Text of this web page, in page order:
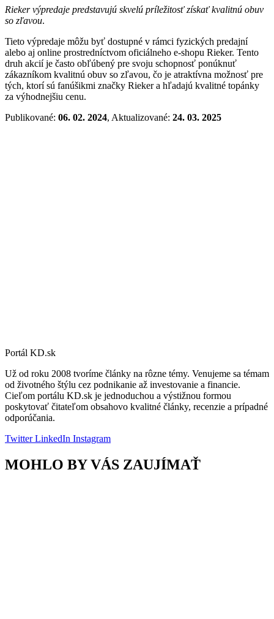
Rieker výpredaje predstavujú skvelú príležitosť získať kvalitnú obuv
so zľavou.
Tieto výpredaje môžu byť dostupné v rámci fyzických predajní
alebo aj online prostredníctvom oficiálneho e-shopu Rieker. Tento
druh akcií je často obľúbený pre svoju schopnosť ponúknuť
zákazníkom kvalitnú obuv so zľavou, čo je atraktívna možnosť pre
tých, ktorí sú fanúšikmi značky Rieker a hľadajú kvalitné topánky
za výhodnejšiu cenu.
Publikované: 06. 02. 2024, Aktualizované: 24. 03. 2025
Portál KD.sk
Už od roku 2008 tvoríme články na rôzne témy. Venujeme sa témam
od životného štýlu cez podnikanie až investovanie a financie.
Cieľom portálu KD.sk je jednoduchou a výstižnou formou
poskytovať čitateľom obsahovo kvalitné články, recenzie a prípadné
odporúčania.
TwitterLinkedIn Instagram
MOHLO BY VÁS ZAUJÍMAŤ